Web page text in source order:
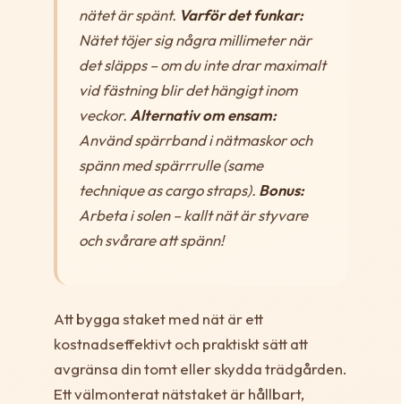
nätet är spänt. Varför det funkar:
Nätet töjer sig några millimeter när
det släpps – om du inte drar maximalt
vid fästning blir det hängigt inom
veckor. Alternativ om ensam:
Använd spärrband i nätmaskor och
spänn med spärrrulle (same
technique as cargo straps). Bonus:
Arbeta i solen – kallt nät är styvare
och svårare att spänn!
Att bygga staket med nät är ett
kostnadseffektivt och praktiskt sätt att
avgränsa din tomt eller skydda trädgården.
Ett välmonterat nätstaket är hållbart,